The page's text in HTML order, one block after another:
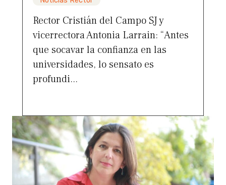
Rector Cristián del Campo SJ y
vicerrectora Antonia Larrain: “Antes
que socavar la confianza en las
universidades, lo sensato es
profundi...